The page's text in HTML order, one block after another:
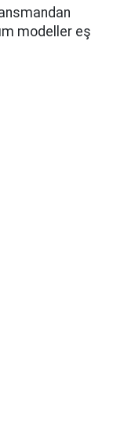
modeller eş